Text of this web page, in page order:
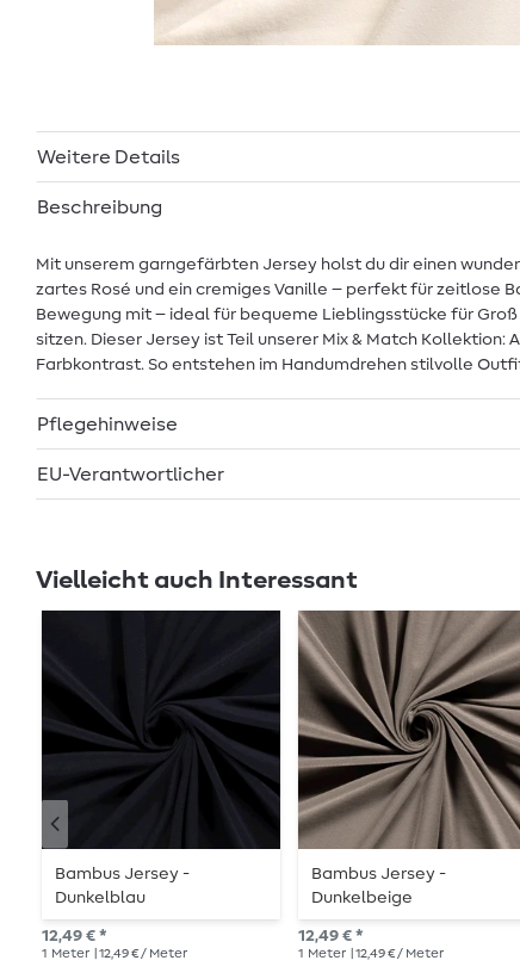
Weitere Details
Beschreibung
Mit unserem garngefärbten Jersey holst du dir einen
zartes Rosé und ein cremiges Vanille – perfekt für zeitlose
Bewegung mit – ideal für bequeme Lieblingsstücke für
sitzen. Dieser Jersey ist Teil unserer Mix & Match
Farbkontrast. So entstehen im Handumdrehen stilvolle
Pflegehinweise
EU-Verantwortlicher
Vielleicht auch Interessant
Bambus Jersey -
Dunkelblau
12,49 € *
1 Meter | 12,49 € / Meter
Bambus Jersey -
Dunkelbeige
12,49 € *
1 Meter | 12,49 € / Meter